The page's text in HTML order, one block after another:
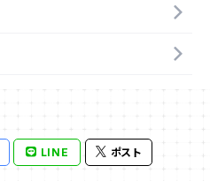
LINE ポスト